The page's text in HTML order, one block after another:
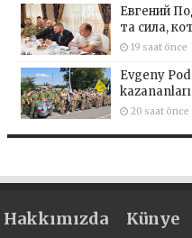
Евгений
та сила,
19 saat önce
Evgeny
20 saat önce
Hakkımızda Künye